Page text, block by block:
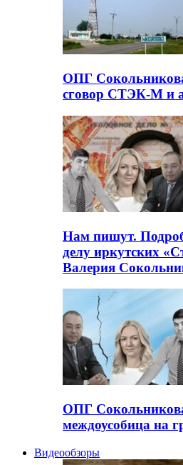
ОПГ
сговор СТЭК-М и
Нам пишут.
делу иркутских
Валерия
ОПГ
междоусобица на
Видеообзоры